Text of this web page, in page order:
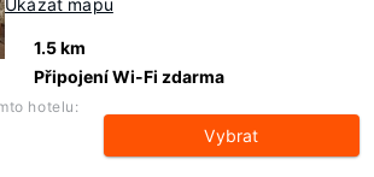
Ukázat mapu
1.5 km
Připojení Wi-Fi zdarma
hotelu:
Vybrat